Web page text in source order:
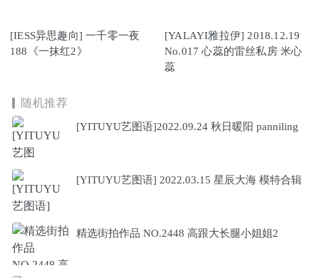
[IESS异思趣向] 一千零一夜
188《一抹红2》
[YALAYI雅拉伊] 2018.12.19
No.017 心蕊的雷丝私房 米心
蕊
随机推荐
[YITUYU艺图语]2022.09.24 秋日暖阳 panniling
[YITUYU艺图语] 2022.03.15 星辰大海 模特合辑
精选街拍作品 NO.2448 高跟大长腿小姐姐2